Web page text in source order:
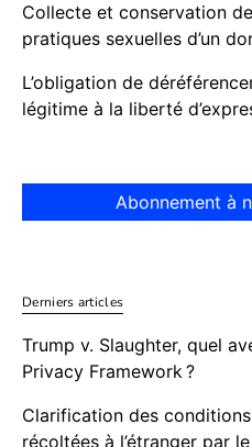
Collecte et conservation
pratiques sexuelles d’un
L’obligation de
légitime à la liberté
Abonnement à
Derniers articles
Trump v. Slaughter, quel
Privacy Framework ?
Clarification des
récoltées à l’étranger par